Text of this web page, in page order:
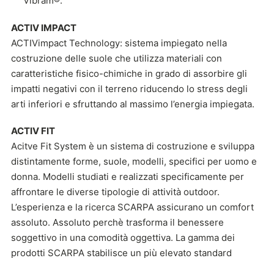
ACTIV IMPACT
ACTIVimpact Technology: sistema impiegato nella
costruzione delle suole che utilizza materiali con
caratteristiche fisico-chimiche in grado di assorbire gli
impatti negativi con il terreno riducendo lo stress degli
arti inferiori e sfruttando al massimo l’energia impiegata.
ACTIV FIT
Acitve Fit System è un sistema di costruzione e sviluppa
distintamente forme, suole, modelli, specifici per uomo e
donna. Modelli studiati e realizzati specificamente per
affrontare le diverse tipologie di attività outdoor.
L’esperienza e la ricerca SCARPA assicurano un comfort
assoluto. Assoluto perchè trasforma il benessere
soggettivo in una comodità oggettiva. La gamma dei
prodotti SCARPA stabilisce un più elevato standard